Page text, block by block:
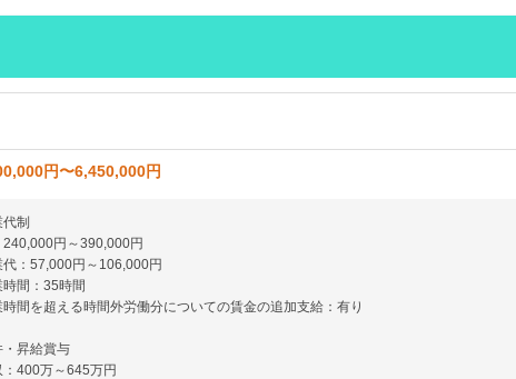
円〜6,450,000円
代制
240,000円～390,000円
代：57,000円～106,000円
時間：35時間
時間を超える時間外労働分についての賃金の追加支給：有り
・昇給賞与
：400万～645万円